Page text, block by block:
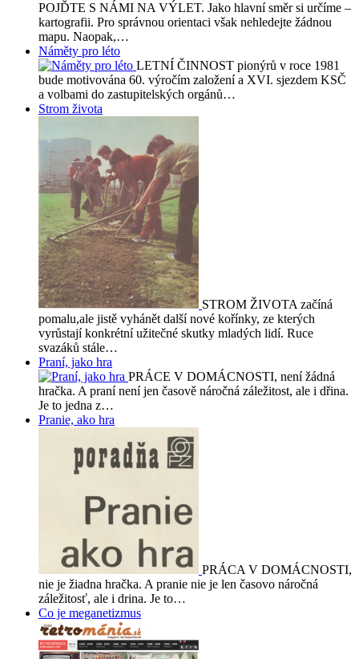
POJĎTE S NÁMI NA VÝLET. Jako hlavní směr si určíme –
kartografii. Pro správnou orientaci však nehledejte žádnou
mapu. Naopak,…
Náměty pro léto
LETNÍ ČINNOST pionýrů v roce 1981
bude motivována 60. výročím založení a XVI. sjezdem KSČ
a volbami do zastupitelských orgánů…
Strom života
STROM ŽIVOTA začíná
pomalu,ale jistě vyhánět další nové kořínky, ze kterých
vyrůstají konkrétní užitečné skutky mladých lidí. Ruce
svazáků stále…
Praní, jako hra
PRÁCE V DOMÁCNOSTI, není žádná
hračka. A praní není jen časově náročná záležitost, ale i dřina.
Je to jedna z…
Pranie, ako hra
PRÁCA V DOMÁCNOSTI,
nie je žiadna hračka. A pranie nie je len časovo náročná
záležitosť, ale i drina. Je to…
Co je meganetizmus